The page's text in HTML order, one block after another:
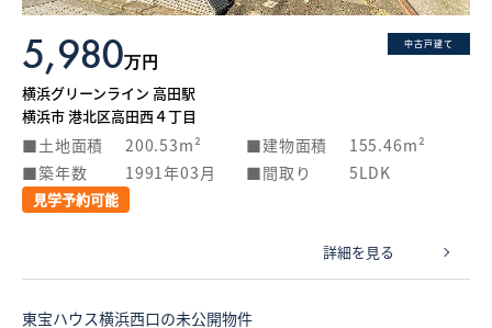
中古戸建て
5,980万円
横浜グリーンライン 高田駅
横浜市 港北区高田西４丁目
土地面積 200.53m² 建物面積
155.46m²
築年数
1991年03月 間取り 5LDK
見学予約可能
詳細を見る
東宝ハウス横浜西口の未公開物件